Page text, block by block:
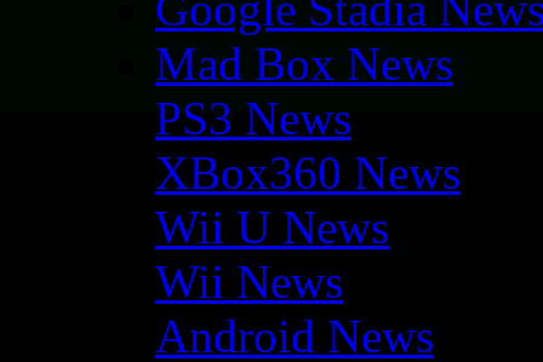
Mad Box News
PS3 News
XBox360 News
Wii U News
Wii News
Android News